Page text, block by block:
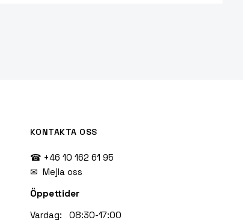
KONTAKTA OSS
☎ +46 10 162 61 95
✉ Mejla oss
Öppettider
Vardag: 08:30-17:00